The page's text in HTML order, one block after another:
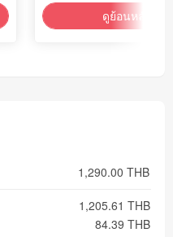
ดูย้อนหลัง
1,290.00 THB
1,205.61 THB
84.39 THB